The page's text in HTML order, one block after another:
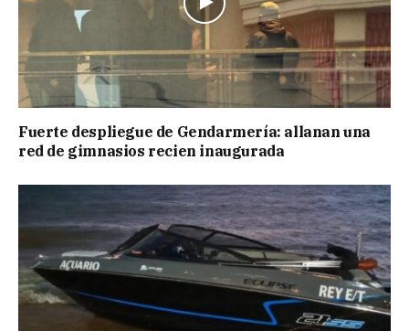
Fuerte despliegue de Gendarmería: allanan una
red de gimnasios recien inaugurada